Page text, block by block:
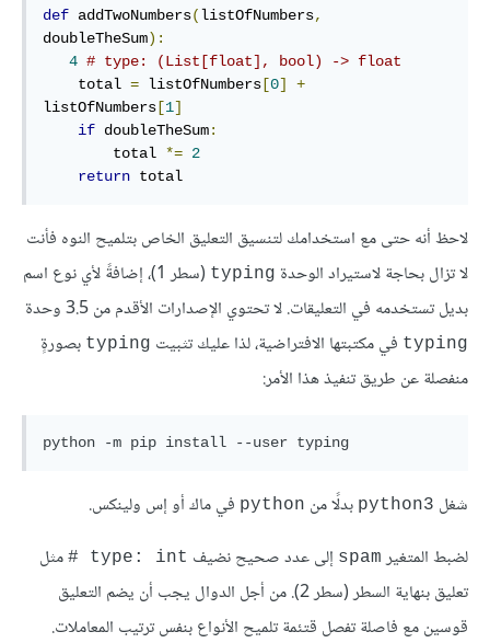
def addTwoNumbers(listOfNumbers,
doubleTheSum):
4 # type: (List[float], bool) -> float
    total
= listOfNumbers [0]
+
listOfNumbers [1]
if doubleTheSum:
        total
*= 2
return total
لاحظ أنه حتى مع استخدامك لتنسيق التعليق الخاص بتلميح النوه فأنت
لا تزال بحاجة لاستيراد الوحدة typing
(سطر 1)، إضافةً لأي نوع اسم
بديل تستخدمه في التعليقات. لا تحتوي الإصدارات الأقدم من 3.5 وحدة
typing في مكتبتها الافتراضية، لذا عليك تثبيت typing بصورةٍ
منفصلة عن طريق تنفيذ هذا الأمر:
شغل python3 بدلًا من python في ماك أو إس ولينكس.
لضبط المتغير spam إلى عدد صحيح نضيف ‎# ‎type: int مثل
تعليق بنهاية السطر (سطر 2). من أجل الدوال يجب أن يضم التعليق
قوسين مع فاصلة تفصل قتئمة تلميح الأنواع بنفس ترتيب المعاملات.